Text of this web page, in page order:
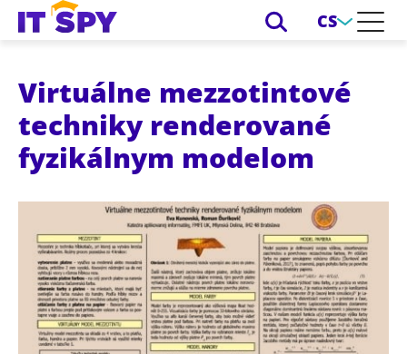
CS
Virtuálne mezzotintové
techniky renderované
fyzikálnym modelom